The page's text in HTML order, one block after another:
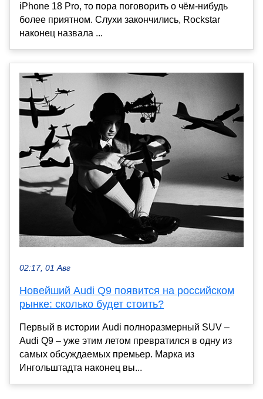
iPhone 18 Pro, то пора поговорить о чём-нибудь
более приятном. Слухи закончились, Rockstar
наконец назвала ...
02:17, 01 Авг
Новейший Audi Q9 появится на российском
рынке: сколько будет стоить?
Первый в истории Audi полноразмерный SUV –
Audi Q9 – уже этим летом превратился в одну из
самых обсуждаемых премьер. Марка из
Ингольштадта наконец вы...